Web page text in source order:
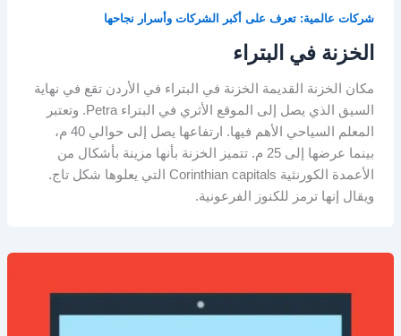
شركات عالمية: تعرف على أكبر الشركات وأسرار نجاحها
الخزنة في البتراء
مكان الخزنة القديمة الخزنة في البتراء في الأردن تقع في نهاية
السيق الذي يصل إلى الموقع الأثري في البتراء Petra. وتعتبر
المعلم السياحي الأهم فيها. ارتفاعها يصل إلى حوالي 40 م،
بينما عرضها إلى 25 م. تتميز الخزنة بأنها مزينة بأشكال من
الأعمدة الكورنثية Corinthian capitals التي يعلوها شكل تاج.
ويقال إنها ترمز للكنوز الفرعونية.